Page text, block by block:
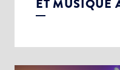
ET MUSIQUE